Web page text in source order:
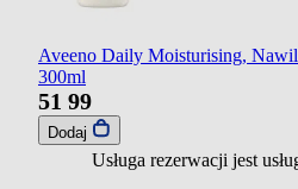
Aveeno Daily Moisturising,
300ml
51 99
Dodaj
Usługa rezerwacji jest